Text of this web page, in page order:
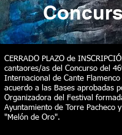
CERRADO PLAZO de
cantaores/as del Concurso del
Internacional de Cante
acuerdo a las Bases aprobadas
Organizadora del Festival
Ayuntamiento de Torre Pacheco
"Melón de Oro".